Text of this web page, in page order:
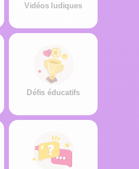
Vidéos ludiques
Défis éducatifs